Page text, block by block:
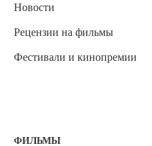
Новости
Рецензии на фильмы
Фестивали и кинопремии
ФИЛЬМЫ